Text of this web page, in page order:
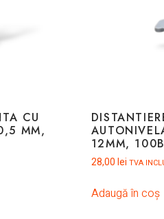
CU
MM,
12MM,
28,00 lei TVA
Adaugă în coș